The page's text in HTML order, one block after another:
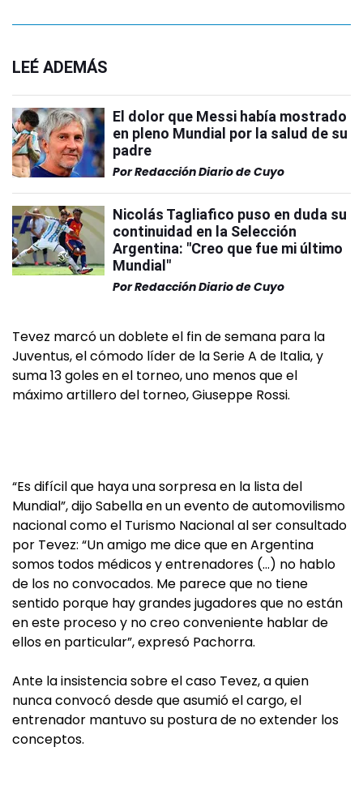
LEÉ ADEMÁS
El dolor que Messi había mostrado
en pleno Mundial por la salud de su
padre
PorRedacción Diario de Cuyo
Nicolás Tagliafico puso en duda su
continuidad en la Selección
Argentina: "Creo que fue mi último
Mundial"
PorRedacción Diario de Cuyo
Tevez marcó un doblete el fin de semana para la
Juventus, el cómodo líder de la Serie A de Italia, y
suma 13 goles en el torneo, uno menos que el
máximo artillero del torneo, Giuseppe Rossi.
“Es difícil que haya una sorpresa en la lista del
Mundial”, dijo Sabella en un evento de automovilismo
nacional como el Turismo Nacional al ser consultado
por Tevez: “Un amigo me dice que en Argentina
somos todos médicos y entrenadores (…) no hablo
de los no convocados. Me parece que no tiene
sentido porque hay grandes jugadores que no están
en este proceso y no creo conveniente hablar de
ellos en particular”, expresó Pachorra.
Ante la insistencia sobre el caso Tevez, a quien
nunca convocó desde que asumió el cargo, el
entrenador mantuvo su postura de no extender los
conceptos.